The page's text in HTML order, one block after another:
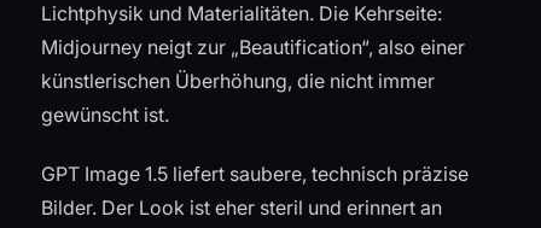
Lichtphysik und Materialitäten. Die Kehrseite:
Midjourney neigt zur „Beautification“, also einer
künstlerischen Überhöhung, die nicht immer
gewünscht ist.
GPT Image 1.5 liefert saubere, technisch präzise
Bilder. Der Look ist eher steril und erinnert an